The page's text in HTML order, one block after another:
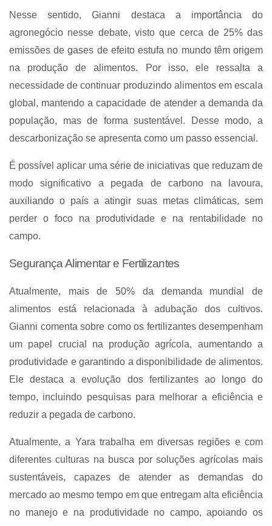
Nesse sentido, Gianni destaca a importância do
agronegócio nesse debate, visto que cerca de 25% das
emissões de gases de efeito estufa no mundo têm origem
na produção de alimentos. Por isso, ele ressalta a
necessidade de continuar produzindo alimentos em escala
global, mantendo a capacidade de atender a demanda da
população, mas de forma sustentável. Desse modo, a
descarbonização se apresenta como um passo essencial.
É possível aplicar uma série de iniciativas que reduzam de
modo significativo a pegada de carbono na lavoura,
auxiliando o país a atingir suas metas climáticas, sem
perder o foco na produtividade e na rentabilidade no
campo.
Segurança Alimentar e Fertilizantes
Atualmente, mais de 50% da demanda mundial de
alimentos está relacionada à adubação dos cultivos.
Gianni comenta sobre como os fertilizantes desempenham
um papel crucial na produção agrícola, aumentando a
produtividade e garantindo a disponibilidade de alimentos.
Ele destaca a evolução dos fertilizantes ao longo do
tempo, incluindo pesquisas para melhorar a eficiência e
reduzir a pegada de carbono.
Atualmente, a Yara trabalha em diversas regiões e com
diferentes culturas na busca por soluções agrícolas mais
sustentáveis, capazes de atender as demandas do
mercado ao mesmo tempo em que entregam alta eficiência
no manejo e na produtividade no campo, apoiando os